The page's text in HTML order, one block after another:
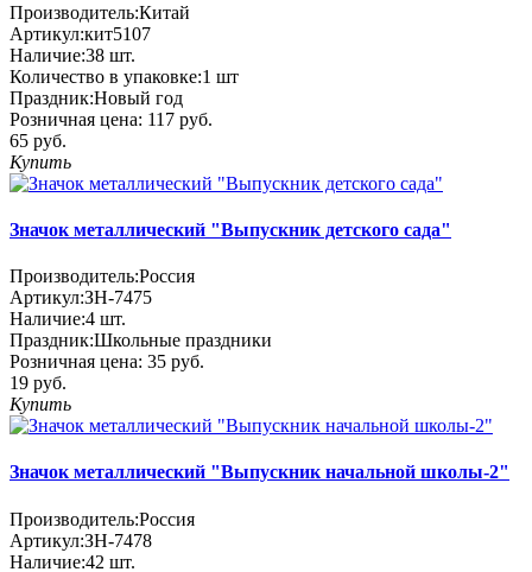
Производитель:Китай
Артикул:кит5107
Наличие:38 шт.
Количество в упаковке:1 шт
Праздник:Новый год
Розничная цена: 117 руб.
65 руб.
Купить
Значок металлический "Выпускник детского сада"
Производитель:Россия
Артикул:ЗН-7475
Наличие:4 шт.
Праздник:Школьные праздники
Розничная цена: 35 руб.
19 руб.
Купить
Значок металлический "Выпускник начальной школы-2"
Производитель:Россия
Артикул:ЗН-7478
Наличие:42 шт.